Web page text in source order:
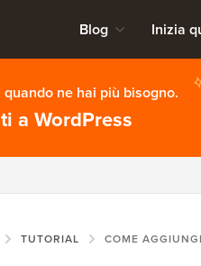
Blog Inizia
ne hai più bisogno.
a WordPress
TUTORIAL COME AGGIUNGERE IMMAGINI CASUALI NELL'INTESTAZIONE DEL TUO